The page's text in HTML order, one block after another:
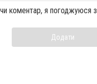
коментар, я погоджуюся з
Додати